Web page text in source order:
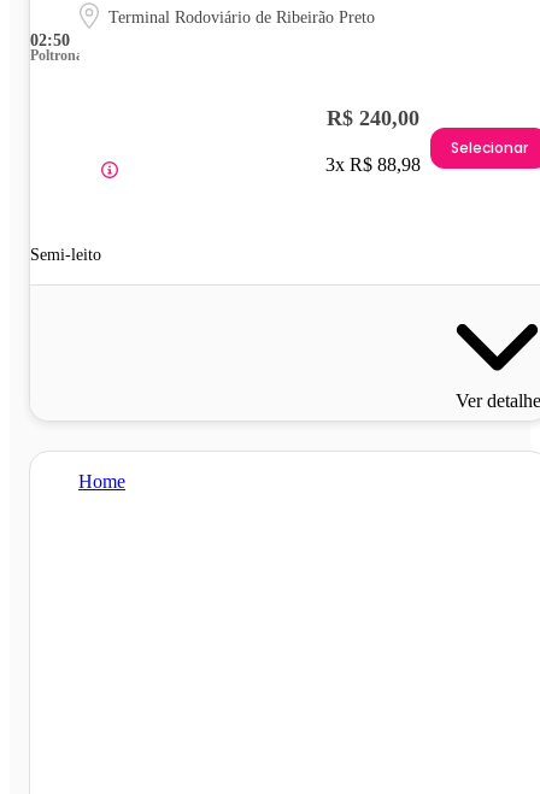
02:50
Terminal Rodoviário de Ribeirão Preto
Poltrona
Semi-leito
R$ 240,00
3x R$ 88,98
Selecionar
Ver
Home